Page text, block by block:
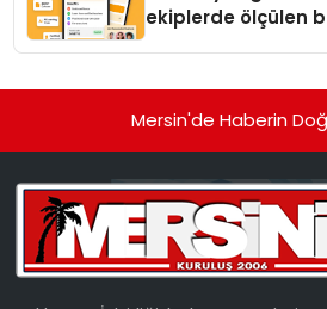
ekiplerde ölçülen
Mersin'de Haberin